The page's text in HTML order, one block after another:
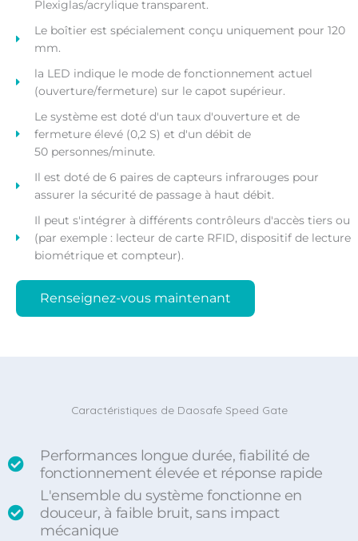
Plexiglas/acrylique transparent.
Le boîtier est spécialement conçu uniquement pour 120
mm.
la LED indique le mode de fonctionnement actuel
(ouverture/fermeture) sur le capot supérieur.
Le système est doté d'un taux d'ouverture et de
fermeture élevé (0,2 S) et d'un débit de
50 personnes/minute.
Il est doté de 6 paires de capteurs infrarouges pour
assurer la sécurité de passage à haut débit.
Il peut s'intégrer à différents contrôleurs d'accès tiers ou
(par exemple : lecteur de carte RFID, dispositif de lecture
biométrique et compteur).
Renseignez-vous maintenant
Caractéristiques de Daosafe Speed Gate
Performances longue durée, fiabilité de
fonctionnement élevée et réponse rapide
L'ensemble du système fonctionne en
douceur, à faible bruit, sans impact
mécanique